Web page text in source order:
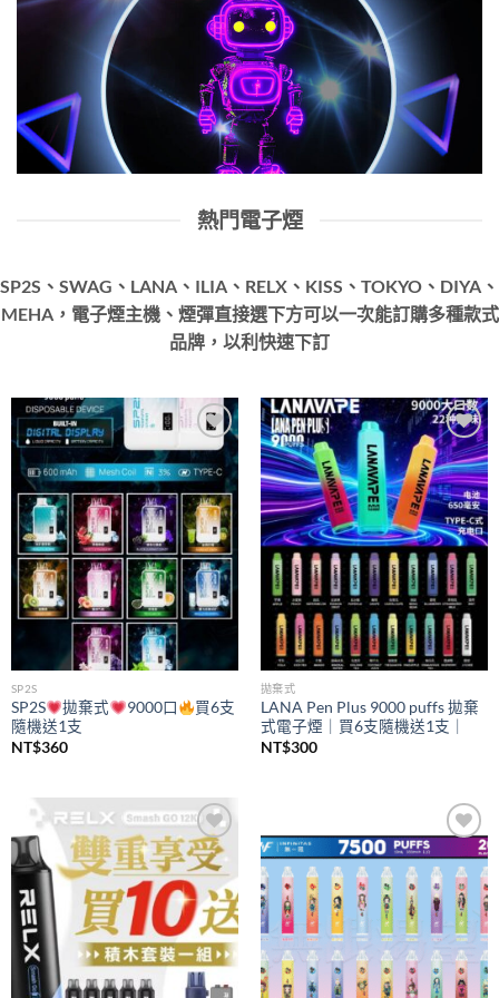
熱門電子煙
SP2S、SWAG、LANA、ILIA、RELX、KISS、TOKYO、DIYA、
MEHA，電子煙主機、煙彈直接選下方可以一次能訂購多種款式
品牌，以利快速下訂
Add to
wishlist
SP2S
SP2S 拋棄式 9000口
買6支
隨機送1支
NT$360
Add to
wishlist
拋棄式
LANA Pen Plus 9000 puffs 拋棄
式電子煙｜買6支隨機送1支｜
NT$300
Add to
wishlist
Add to
wishlist